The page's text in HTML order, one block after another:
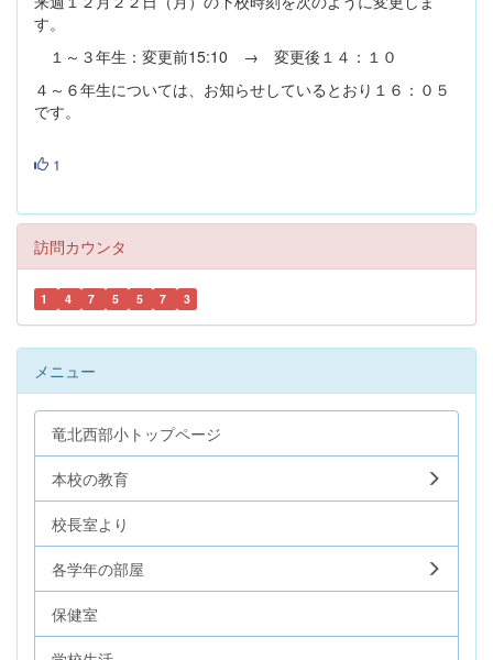
す。
１～３年生：変更前15:10 → 変更後１４：１０
４～６年生については、お知らせしているとおり１６：０５
です。
1
訪問カウンタ
1 4 7 5 5 7 3
メニュー
竜北西部小トップページ
本校の教育
校長室より
各学年の部屋
保健室